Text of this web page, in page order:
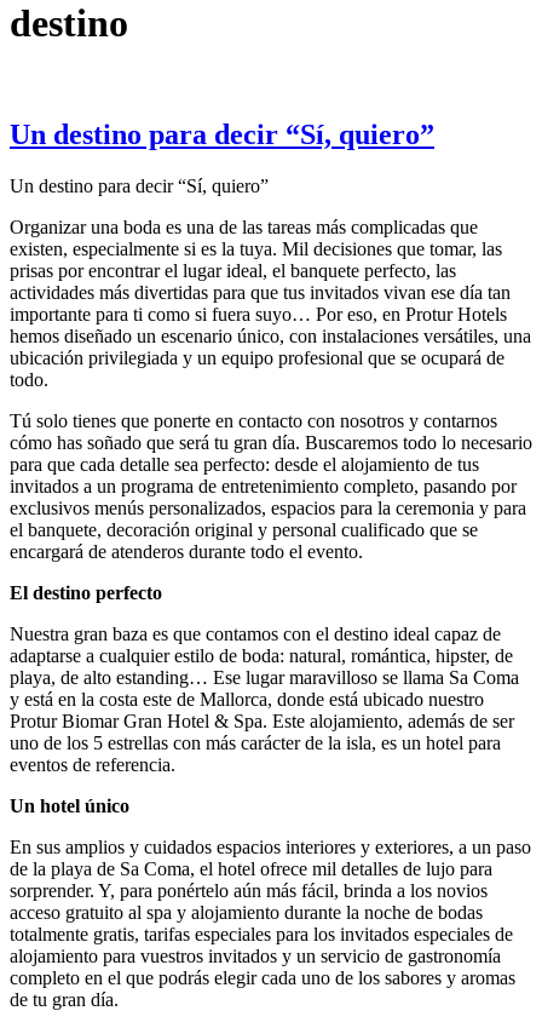
destino
Un destino para decir “Sí, quiero”
Un destino para decir “Sí, quiero”
Organizar una boda es una de las tareas más complicadas que
existen, especialmente si es la tuya. Mil decisiones que tomar, las
prisas por encontrar el lugar ideal, el banquete perfecto, las
actividades más divertidas para que tus invitados vivan ese día tan
importante para ti como si fuera suyo… Por eso, en Protur Hotels
hemos diseñado un escenario único, con instalaciones versátiles, una
ubicación privilegiada y un equipo profesional que se ocupará de
todo.
Tú solo tienes que ponerte en contacto con nosotros y contarnos
cómo has soñado que será tu gran día. Buscaremos todo lo necesario
para que cada detalle sea perfecto: desde el alojamiento de tus
invitados a un programa de entretenimiento completo, pasando por
exclusivos menús personalizados, espacios para la ceremonia y para
el banquete, decoración original y personal cualificado que se
encargará de atenderos durante todo el evento.
El destino perfecto
Nuestra gran baza es que contamos con el destino ideal capaz de
adaptarse a cualquier estilo de boda: natural, romántica, hipster, de
playa, de alto estanding… Ese lugar maravilloso se llama Sa Coma
y está en la costa este de Mallorca, donde está ubicado nuestro
Protur Biomar Gran Hotel & Spa. Este alojamiento, además de ser
uno de los 5 estrellas con más carácter de la isla, es un hotel para
eventos de referencia.
Un hotel único
En sus amplios y cuidados espacios interiores y exteriores, a un paso
de la playa de Sa Coma, el hotel ofrece mil detalles de lujo para
sorprender. Y, para ponértelo aún más fácil, brinda a los novios
acceso gratuito al spa y alojamiento durante la noche de bodas
totalmente gratis, tarifas especiales para los invitados especiales de
alojamiento para vuestros invitados y un servicio de gastronomía
completo en el que podrás elegir cada uno de los sabores y aromas
de tu gran día.